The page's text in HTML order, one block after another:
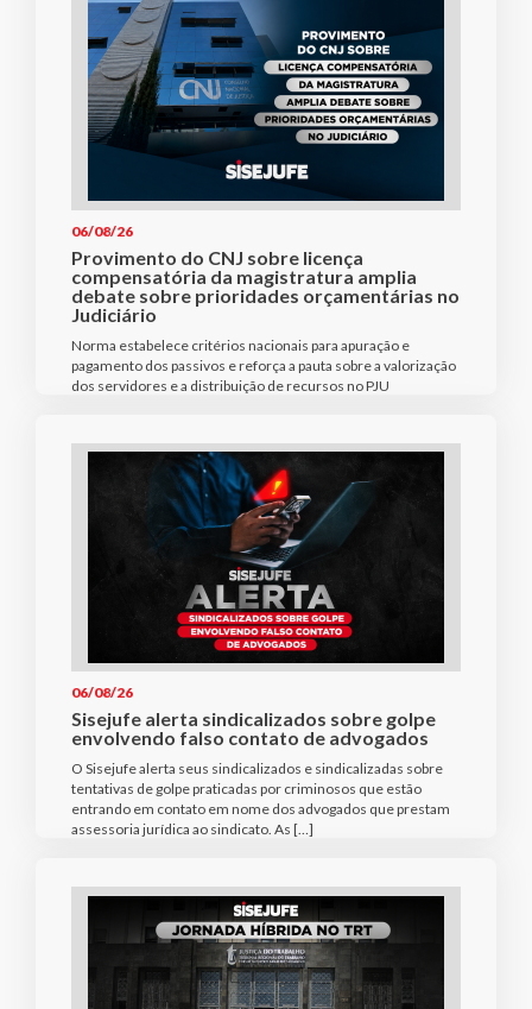
06/08/26
Provimento do CNJ sobre licença
compensatória da magistratura amplia
debate sobre prioridades orçamentárias no
Judiciário
Norma estabelece critérios nacionais para apuração e
pagamento dos passivos e reforça a pauta sobre a valorização
dos servidores e a distribuição de recursos no PJU
06/08/26
Sisejufe alerta sindicalizados sobre golpe
envolvendo falso contato de advogados
O Sisejufe alerta seus sindicalizados e sindicalizadas sobre
tentativas de golpe praticadas por criminosos que estão
entrando em contato em nome dos advogados que prestam
assessoria jurídica ao sindicato. As […]